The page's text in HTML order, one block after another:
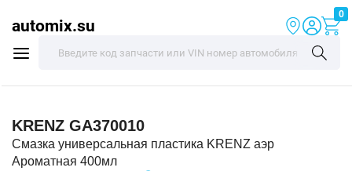
automix.su
0
KRENZ GA370010
Смазка универсальная пластика KRENZ аэр
Ароматная 400мл